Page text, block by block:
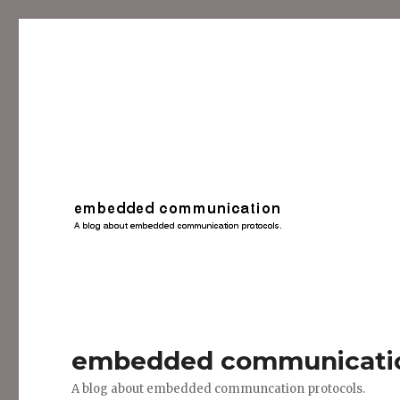
embedded
A blog about embedded communcation protocols.